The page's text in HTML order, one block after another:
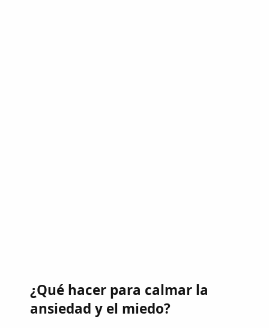
¿Qué hacer para calmar la
ansiedad y el miedo?